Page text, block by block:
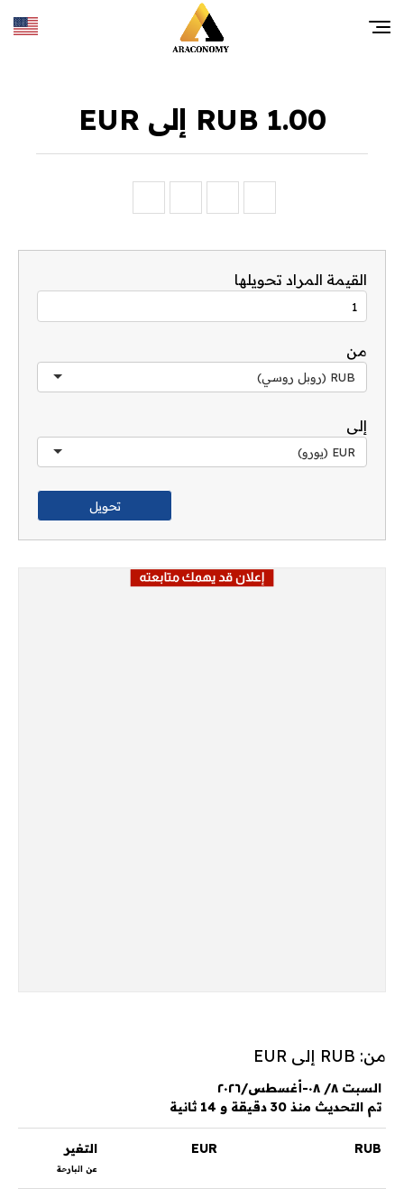
1.00 RUB إلى EUR
القيمة المراد تحويلها
من
RUB (روبل روسي)
إلى
EUR (يورو)
من: RUB إلى EUR
السبت ٨/ ٠٨-أغسطس/٢٠٢٦
تم التحديث منذ 30 دقيقة و 14 ثانية
RUB
EUR التغير
عن البارحة